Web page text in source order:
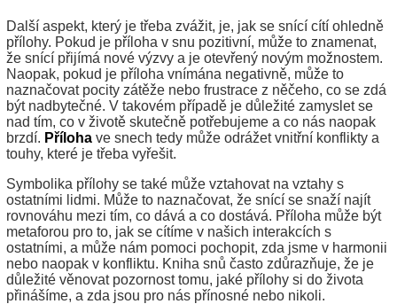
Další aspekt, který je třeba zvážit, je, jak se snící cítí ohledně
přílohy. Pokud je příloha v snu pozitivní, může to znamenat,
že snící přijímá nové výzvy a je otevřený novým možnostem.
Naopak, pokud je příloha vnímána negativně, může to
naznačovat pocity zátěže nebo frustrace z něčeho, co se zdá
být nadbytečné. V takovém případě je důležité zamyslet se
nad tím, co v životě skutečně potřebujeme a co nás naopak
brzdí. Příloha ve snech tedy může odrážet vnitřní konflikty a
touhy, které je třeba vyřešit.
Symbolika přílohy se také může vztahovat na vztahy s
ostatními lidmi. Může to naznačovat, že snící se snaží najít
rovnováhu mezi tím, co dává a co dostává. Příloha může být
metaforou pro to, jak se cítíme v našich interakcích s
ostatními, a může nám pomoci pochopit, zda jsme v harmonii
nebo naopak v konfliktu. Kniha snů často zdůrazňuje, že je
důležité věnovat pozornost tomu, jaké přílohy si do života
přinášíme, a zda jsou pro nás přínosné nebo nikoli.